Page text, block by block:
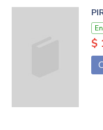
$